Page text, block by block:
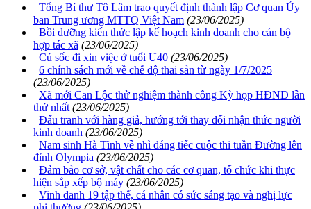
Tổng Bí thư Tô Lâm trao quyết định thành lập Cơ quan Ủy
ban Trung ương MTTQ Việt Nam (23/06/2025)
Bồi dưỡng kiến thức lập kế hoạch kinh doanh cho cán bộ
hợp tác xã (23/06/2025)
Cú sốc đi xin việc ở tuổi U40 (23/06/2025)
6 chính sách mới về chế độ thai sản từ ngày 1/7/2025
(23/06/2025)
Xã mới Can Lộc thử nghiệm thành công Kỳ họp HĐND lần
thứ nhất (23/06/2025)
Đấu tranh với hàng giả, hướng tới thay đổi nhận thức người
kinh doanh (23/06/2025)
Nam sinh Hà Tĩnh về nhì đáng tiếc cuộc thi tuần Đường lên
đỉnh Olympia (23/06/2025)
Đảm bảo cơ sở, vật chất cho các cơ quan, tổ chức khi thực
hiện sắp xếp bộ máy (23/06/2025)
Vinh danh 19 tập thể, cá nhân có sức sáng tạo và nghị lực